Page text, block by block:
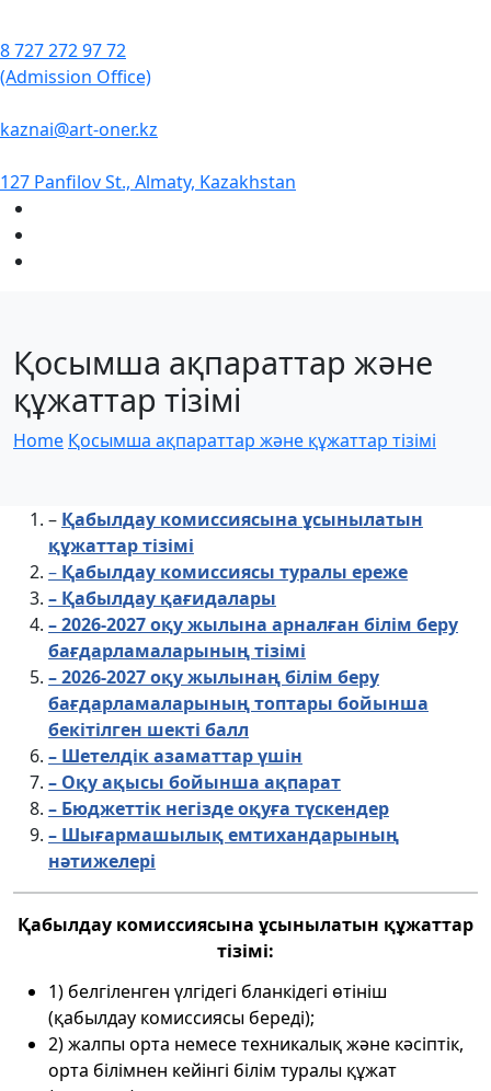
8 727 272 97 72
(Admission Office)
kaznai@art-oner.kz
127 Panfilov St., Almaty, Kazakhstan
Қосымша ақпараттар және
құжаттар тізімі
Home Қосымша ақпараттар және құжаттар тізімі
– Қабылдау комиссиясына ұсынылатын
құжаттар тізімі
– Қабылдау комиссиясы туралы ереже
– Қабылдау қағидалары
– 2026-2027 оқу жылына арналған білім беру
бағдарламаларының тізімі
– 2026-2027 оқу жылынаң білім беру
бағдарламаларының топтары бойынша
бекітілген шекті балл
– Шетелдік азаматтар үшін
– Оқу ақысы бойынша ақпарат
– Бюджеттік негізде оқуға түскендер
– Шығармашылық емтихандарының
нәтижелері
Қабылдау комиссиясына ұсынылатын құжаттар
тізімі:
1) белгіленген үлгідегі бланкідегі өтініш
(қабылдау комиссиясы береді);
2) жалпы орта немесе техникалық және кәсіптік,
орта білімнен кейінгі білім туралы құжат